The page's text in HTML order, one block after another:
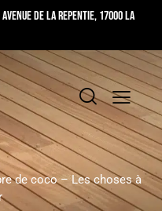
de la Repentie, 17000 La
de coco – Les choses à